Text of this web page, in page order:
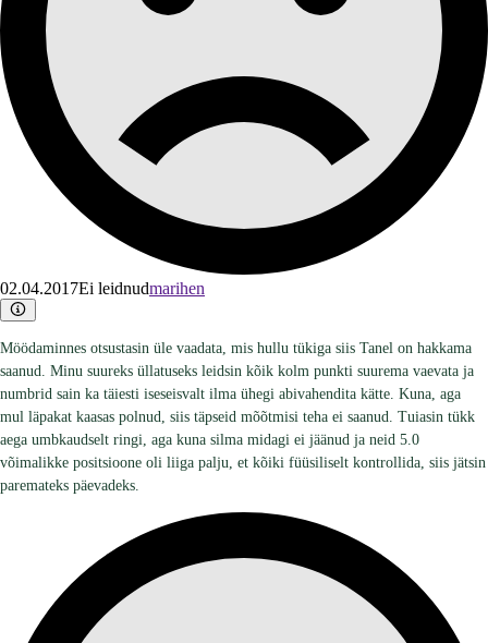
02.04.2017Ei leidnudmarihen
Möödaminnes otsustasin üle vaadata, mis hullu tükiga siis Tanel on hakkama
saanud. Minu suureks üllatuseks leidsin kõik kolm punkti suurema vaevata ja
numbrid sain ka täiesti iseseisvalt ilma ühegi abivahendita kätte. Kuna, aga
mul läpakat kaasas polnud, siis täpseid mõõtmisi teha ei saanud. Tuiasin tükk
aega umbkaudselt ringi, aga kuna silma midagi ei jäänud ja neid 5.0
võimalikke positsioone oli liiga palju, et kõiki füüsiliselt kontrollida, siis jätsin
paremateks päevadeks.